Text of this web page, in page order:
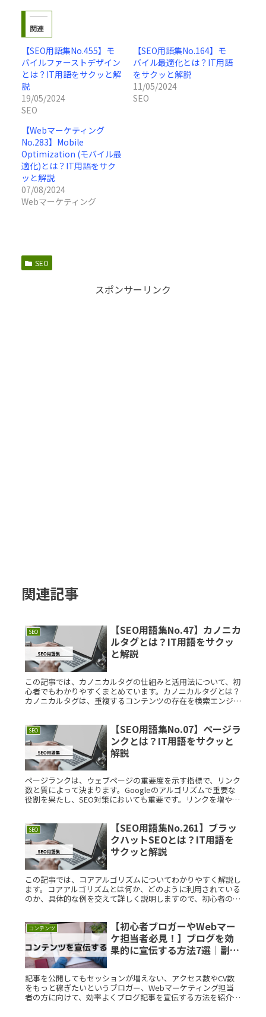
関連
【SEO用語集No.455】モ
バイルファーストデザイン
とは？IT用語をサクッと解
説
19/05/2024
SEO
【SEO用語集No.164】モ
バイル最適化とは？IT用語
をサクッと解説
11/05/2024
SEO
【Webマーケティング
No.283】Mobile
Optimization (モバイル最
適化)とは？IT用語をサク
ッと解説
07/08/2024
Webマーケティング
SEO
スポンサーリンク
関連記事
SEO
【SEO用語集No.47】カノニカ
ルタグとは？IT用語をサクッ
と解説
この記事では、カノニカルタグの仕組みと活用法について、初
心者でもわかりやすくまとめています。カノニカルタグとは？
カノニカルタグは、重複するコンテンツの存在を検索エンジン
SEO
【SEO用語集No.07】ページラ
ンクとは？IT用語をサクッと
解説
ページランクは、ウェブページの重要度を示す指標で、リンク
数と質によって決まります。Googleのアルゴリズムで重要な
役割を果たし、SEO対策においても重要です。リンクを増や
SEO
【SEO用語集No.261】ブラッ
クハットSEOとは？IT用語を
サクッと解説
この記事では、コアアルゴリズムについてわかりやすく解説し
ます。コアアルゴリズムとは何か、どのように利用されている
のか、具体的な例を交えて詳しく説明しますので、初心者の方
コンテンツ
【初心者ブロガーやWebマー
ケ担当者必見！】ブログを効
果的に宣伝する方法7選｜副業
記事を公開してもセッションが増えない、アクセス数やCV数
をもっと稼ぎたいというブロガー、Webマーケティング担当
者の方に向けて、効率よくブログ記事を宣伝する方法を紹介し